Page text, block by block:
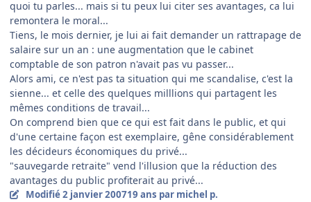
quoi tu parles... mais si tu peux lui citer ses avantages, ca lui
remontera le moral...
Tiens, le mois dernier, je lui ai fait demander un rattrapage de
salaire sur un an : une augmentation que le cabinet
comptable de son patron n'avait pas vu passer...
Alors ami, ce n'est pas ta situation qui me scandalise, c'est la
sienne... et celle des quelques milllions qui partagent les
mêmes conditions de travail...
On comprend bien que ce qui est fait dans le public, et qui
d'une certaine façon est exemplaire, gêne considérablement
les décideurs économiques du privé...
"sauvegarde retraite" vend l'illusion que la réduction des
avantages du public profiterait au privé...
Modifié2 janvier 200719 ans par michel p.